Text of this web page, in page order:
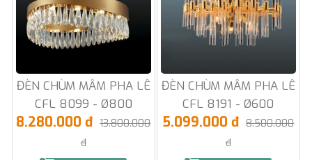
ĐÈN CHÙM MÂM PHA LÊ
CFL 8099 - Ø800
8.280.000 đ 13.800.000
đ
ĐÈN CHÙM MÂM PHA LÊ
CFL 8191 - Ø600
5.099.000 đ 8.500.000
đ